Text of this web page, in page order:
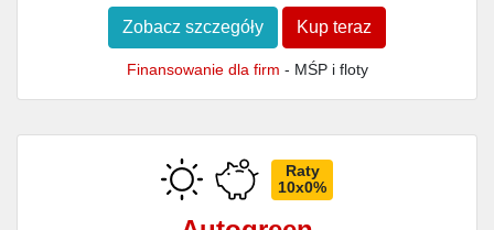
Zobacz szczegóły Kup teraz
Finansowanie dla firm - MŚP i floty
Raty
10x0%